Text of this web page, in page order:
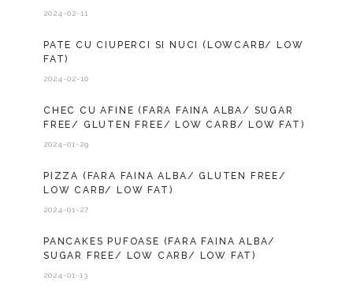
2024-02-11
PATE CU CIUPERCI SI NUCI (LOWCARB/ LOW
FAT)
2024-02-10
CHEC CU AFINE (FARA FAINA ALBA/ SUGAR
FREE/ GLUTEN FREE/ LOW CARB/ LOW FAT)
2024-01-29
PIZZA (FARA FAINA ALBA/ GLUTEN FREE/
LOW CARB/ LOW FAT)
2024-01-27
PANCAKES PUFOASE (FARA FAINA ALBA/
SUGAR FREE/ LOW CARB/ LOW FAT)
2024-01-13